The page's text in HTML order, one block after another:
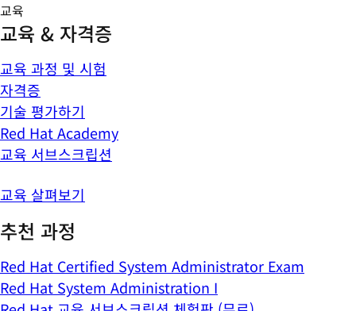
교육
교육 & 자격증
교육 과정 및 시험
자격증
기술 평가하기
Red Hat Academy
교육 서브스크립션
교육 살펴보기
추천 과정
Red Hat Certified System Administrator Exam
Red Hat System Administration I